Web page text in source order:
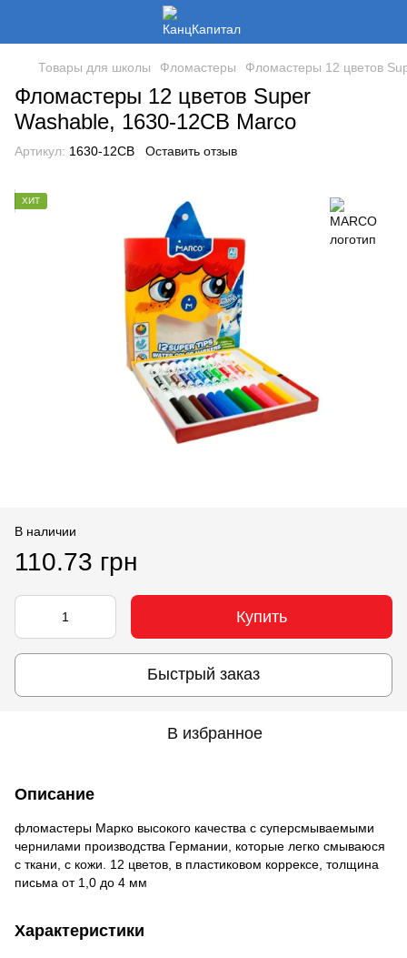
Товары для школы Фломастеры Фломастеры 12 цветов
Фломастеры 12 цветов Super
Washable, 1630-12CB Marco
Артикул: 1630-12CB Оставить отзыв
ХИТ
В наличии
110.73 грн
Купить
Быстрый заказ
В избранное
Описание
фломастеры Марко высокого качества с суперсмываемыми
чернилами производства Германии, которые легко смываюся
с ткани, с кожи. 12 цветов, в пластиковом коррексе, толщина
письма от 1,0 до 4 мм
Характеристики